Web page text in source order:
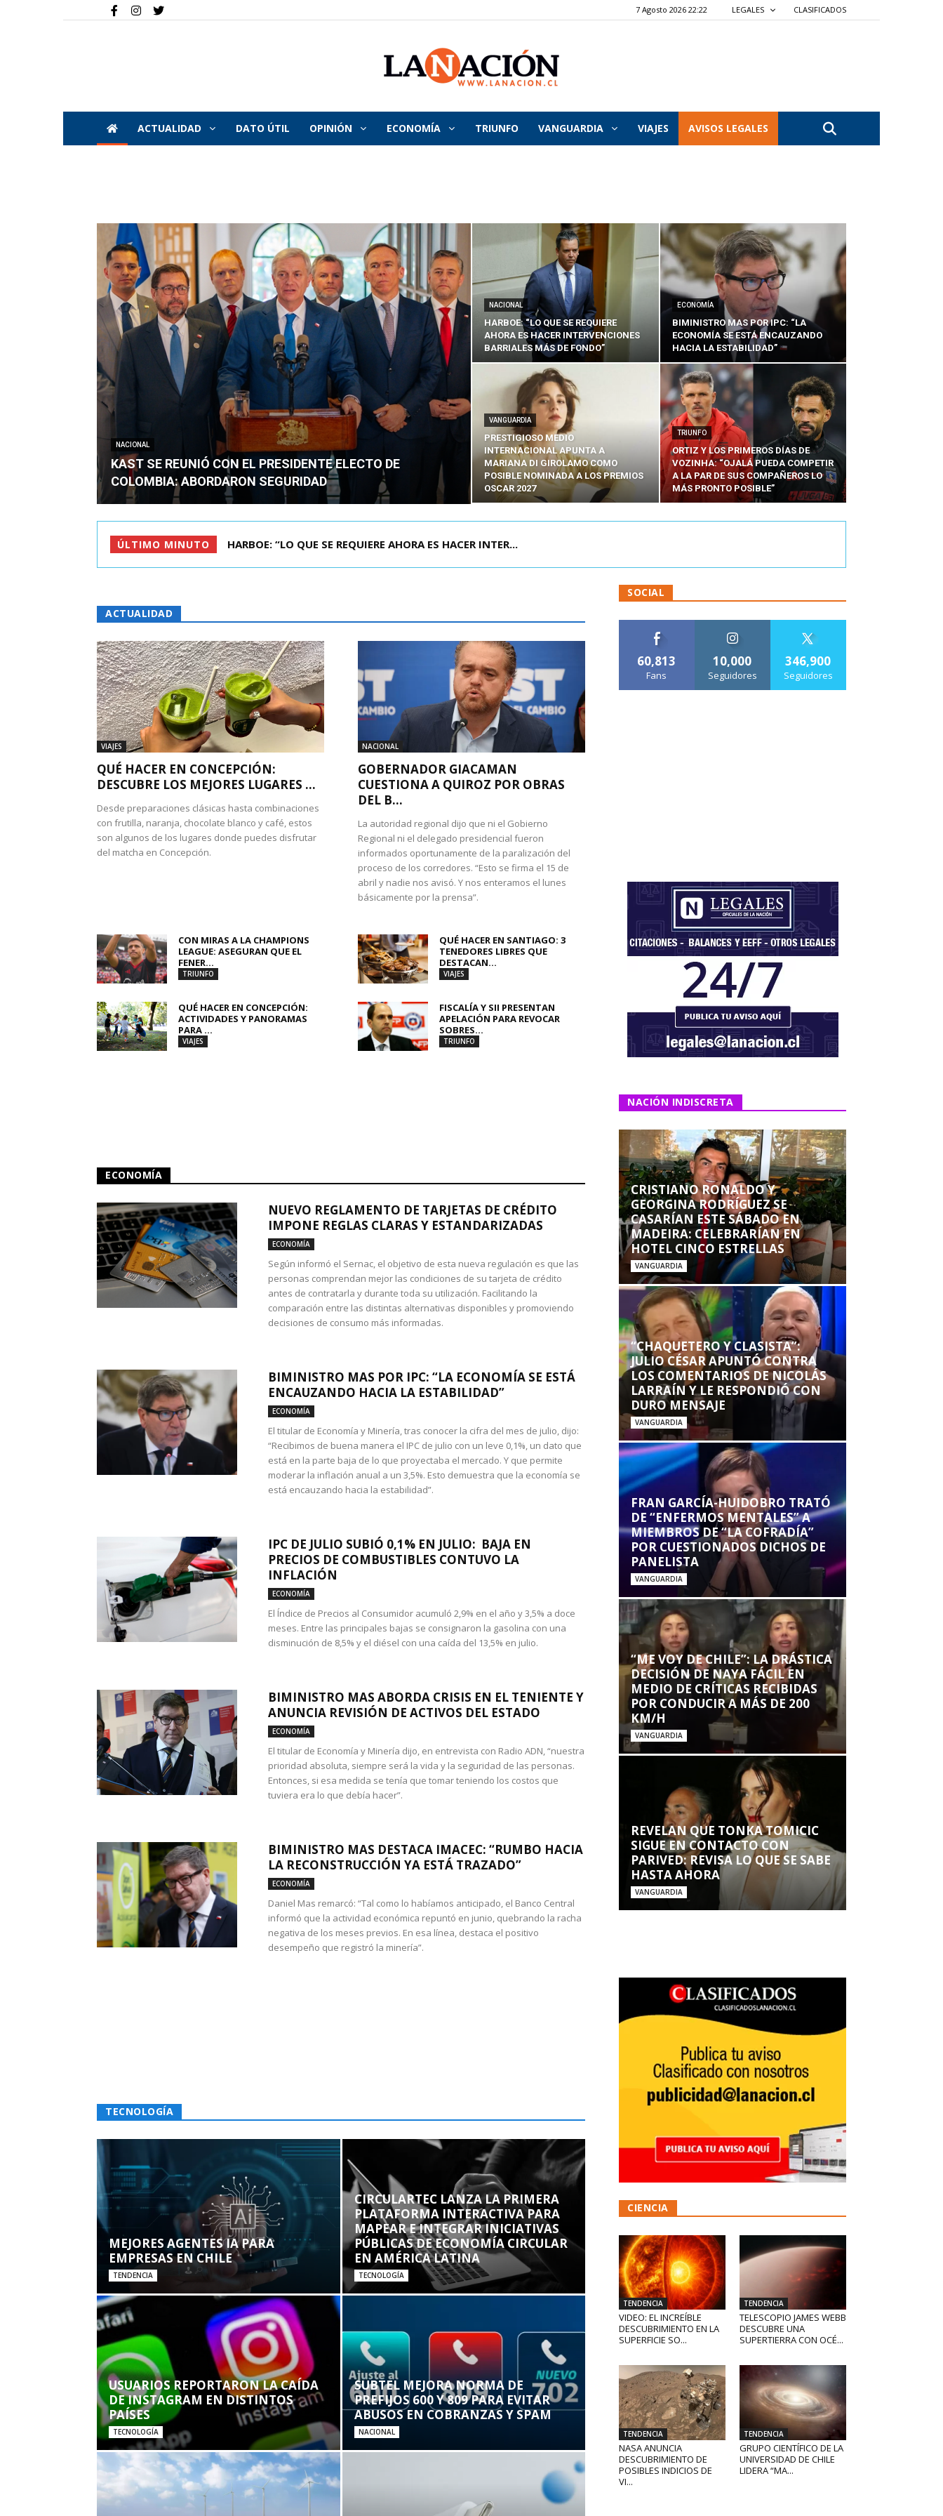
7 Agosto 2026 22:22 LEGALES CLASIFICADOS
La
Nación
ACTUALIDAD DATO ÚTIL OPINIÓN ECONOMÍA TRIUNFO VANGUARDIA VIAJES AVISOS LEGALES
NACIONAL
KAST SE REUNIÓ CON EL PRESIDENTE ELECTO DE
COLOMBIA: ABORDARON SEGURIDAD
NACIONAL
HARBOE: “LO QUE SE REQUIERE
AHORA ES HACER INTERVENCIONES
BARRIALES MÁS DE FONDO”
ECONOMÍA
BIMINISTRO MAS POR IPC: “LA
ECONOMÍA SE ESTÁ ENCAUZANDO
HACIA LA ESTABILIDAD”
VANGUARDIA
PRESTIGIOSO MEDIO
INTERNACIONAL APUNTA A
MARIANA DI GIROLAMO COMO
POSIBLE NOMINADA A LOS PREMIOS
OSCAR 2027
TRIUNFO
ORTIZ Y LOS PRIMEROS DÍAS DE
VOZINHA: “OJALÁ PUEDA COMPETIR
A LA PAR DE SUS COMPAÑEROS LO
MÁS PRONTO POSIBLE”
ÚLTIMO MINUTO HARBOE: “LO QUE SE REQUIERE AHORA ES HACER INTER...
BIMINISTRO MAS POR IPC: “LA ECONOMÍA SE ESTÁ ENC...
ACTUALIDAD
VIAJES
QUÉ HACER EN CONCEPCIÓN:
DESCUBRE LOS MEJORES LUGARES ...
Desde preparaciones clásicas hasta combinaciones
con frutilla, naranja, chocolate blanco y café, estos
son algunos de los lugares donde puedes disfrutar
del matcha en Concepción.
NACIONAL
GOBERNADOR GIACAMAN
CUESTIONA A QUIROZ POR OBRAS
DEL B...
La autoridad regional dijo que ni el Gobierno
Regional ni el delegado presidencial fueron
informados oportunamente de la paralización del
proceso de los corredores. “Esto se firma el 15 de
abril y nadie nos avisó. Y nos enteramos el lunes
básicamente por la prensa”.
CON MIRAS A LA CHAMPIONS
LEAGUE: ASEGURAN QUE EL
FENER...
TRIUNFO
QUÉ HACER EN SANTIAGO: 3
TENEDORES LIBRES QUE
DESTACAN...
VIAJES
QUÉ HACER EN CONCEPCIÓN:
ACTIVIDADES Y PANORAMAS
PARA ...
VIAJES
FISCALÍA Y SII PRESENTAN
APELACIÓN PARA REVOCAR
SOBRES...
TRIUNFO
ECONOMÍA
NUEVO REGLAMENTO DE TARJETAS DE CRÉDITO
IMPONE REGLAS CLARAS Y ESTANDARIZADAS
ECONOMÍA
Según informó el Sernac, el objetivo de esta nueva regulación es que las
personas comprendan mejor las condiciones de su tarjeta de crédito
antes de contratarla y durante toda su utilización. Facilitando la
comparación entre las distintas alternativas disponibles y promoviendo
decisiones de consumo más informadas.
BIMINISTRO MAS POR IPC: “LA ECONOMÍA SE ESTÁ
ENCAUZANDO HACIA LA ESTABILIDAD”
ECONOMÍA
El titular de Economía y Minería, tras conocer la cifra del mes de julio, dijo:
“Recibimos de buena manera el IPC de julio con un leve 0,1%, un dato que
está en la parte baja de lo que proyectaba el mercado. Y que permite
moderar la inflación anual a un 3,5%. Esto demuestra que la economía se
está encauzando hacia la estabilidad”.
IPC DE JULIO SUBIÓ 0,1% EN JULIO: BAJA EN
PRECIOS DE COMBUSTIBLES CONTUVO LA
INFLACIÓN
ECONOMÍA
El Índice de Precios al Consumidor acumuló 2,9% en el año y 3,5% a doce
meses. Entre las principales bajas se consignaron la gasolina con una
disminución de 8,5% y el diésel con una caída del 13,5% en julio.
BIMINISTRO MAS ABORDA CRISIS EN EL TENIENTE Y
ANUNCIA REVISIÓN DE ACTIVOS DEL ESTADO
ECONOMÍA
El titular de Economía y Minería dijo, en entrevista con Radio ADN, “nuestra
prioridad absoluta, siempre será la vida y la seguridad de las personas.
Entonces, si esa medida se tenía que tomar teniendo los costos que
tuviera era lo que debía hacer”.
BIMINISTRO MAS DESTACA IMACEC: “RUMBO HACIA
LA RECONSTRUCCIÓN YA ESTÁ TRAZADO”
ECONOMÍA
Daniel Mas remarcó: “Tal como lo habíamos anticipado, el Banco Central
informó que la actividad económica repuntó en junio, quebrando la racha
negativa de los meses previos. En esa línea, destaca el positivo
desempeño que registró la minería”.
TECNOLOGÍA
MEJORES AGENTES IA PARA
EMPRESAS EN CHILE
TENDENCIA
CIRCULARTEC LANZA LA PRIMERA
PLATAFORMA INTERACTIVA PARA
MAPEAR E INTEGRAR INICIATIVAS
PÚBLICAS DE ECONOMÍA CIRCULAR
EN AMÉRICA LATINA
TECNOLOGÍA
USUARIOS REPORTARON LA CAÍDA
DE INSTAGRAM EN DISTINTOS
PAÍSES
TECNOLOGÍA
SUBTEL MEJORA NORMA DE
PREFIJOS 600 Y 809 PARA EVITAR
ABUSOS EN COBRANZAS Y SPAM
NACIONAL
SOCIAL
60,813
Fans
10,000
Seguidores
346,900
Seguidores
NACIÓN INDISCRETA
CRISTIANO RONALDO Y
GEORGINA RODRÍGUEZ SE
CASARÍAN ESTE SÁBADO EN
MADEIRA: CELEBRARÍAN EN
HOTEL CINCO ESTRELLAS
VANGUARDIA
“CHAQUETERO Y CLASISTA”:
JULIO CÉSAR APUNTÓ CONTRA
LOS COMENTARIOS DE NICOLÁS
LARRAÍN Y LE RESPONDIÓ CON
DURO MENSAJE
VANGUARDIA
FRAN GARCÍA-HUIDOBRO TRATÓ
DE “ENFERMOS MENTALES” A
MIEMBROS DE “LA COFRADÍA”
POR CUESTIONADOS DICHOS DE
PANELISTA
VANGUARDIA
“ME VOY DE CHILE”: LA DRÁSTICA
DECISIÓN DE NAYA FÁCIL EN
MEDIO DE CRÍTICAS RECIBIDAS
POR CONDUCIR A MÁS DE 200
KM/H
VANGUARDIA
REVELAN QUE TONKA TOMICIC
SIGUE EN CONTACTO CON
PARIVED: REVISA LO QUE SE SABE
HASTA AHORA
VANGUARDIA
CIENCIA
TENDENCIA
VIDEO: EL INCREÍBLE
DESCUBRIMIENTO EN LA
SUPERFICIE SO...
TENDENCIA
TELESCOPIO JAMES WEBB
DESCUBRE UNA
SUPERTIERRA CON OCÉ...
TENDENCIA
NASA ANUNCIA
DESCUBRIMIENTO DE
POSIBLES INDICIOS DE
VI...
TENDENCIA
GRUPO CIENTÍFICO DE LA
UNIVERSIDAD DE CHILE
LIDERA “MA...